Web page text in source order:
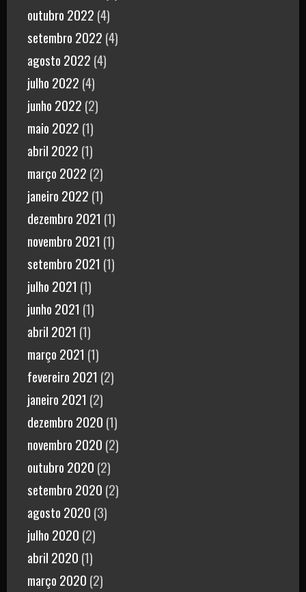
outubro 2022 (4)
setembro 2022 (4)
agosto 2022 (4)
julho 2022 (4)
junho 2022 (2)
maio 2022 (1)
abril 2022 (1)
março 2022 (2)
janeiro 2022 (1)
dezembro 2021 (1)
novembro 2021 (1)
setembro 2021 (1)
julho 2021 (1)
junho 2021 (1)
abril 2021 (1)
março 2021 (1)
fevereiro 2021 (2)
janeiro 2021 (2)
dezembro 2020 (1)
novembro 2020 (2)
outubro 2020 (2)
setembro 2020 (2)
agosto 2020 (3)
julho 2020 (2)
abril 2020 (1)
março 2020 (2)